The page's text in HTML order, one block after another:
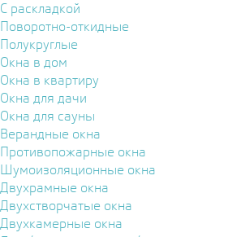
С раскладкой
Поворотно-откидные
Полукруглые
Окна в дом
Окна в квартиру
Окна для дачи
Окна для сауны
Верандные окна
Противопожарные окна
Шумоизоляционные окна
Двухрамные окна
Двухстворчатые окна
Двухкамерные окна